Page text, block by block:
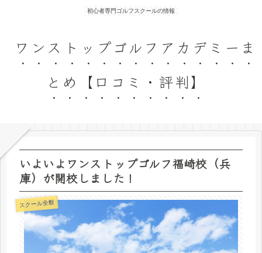
初心者専門ゴルフスクールの情報
ワンストップゴルフアカデミーま
とめ【口コミ・評判】
いよいよワンストップゴルフ福崎校（兵
庫）が開校しました！
スクール全般